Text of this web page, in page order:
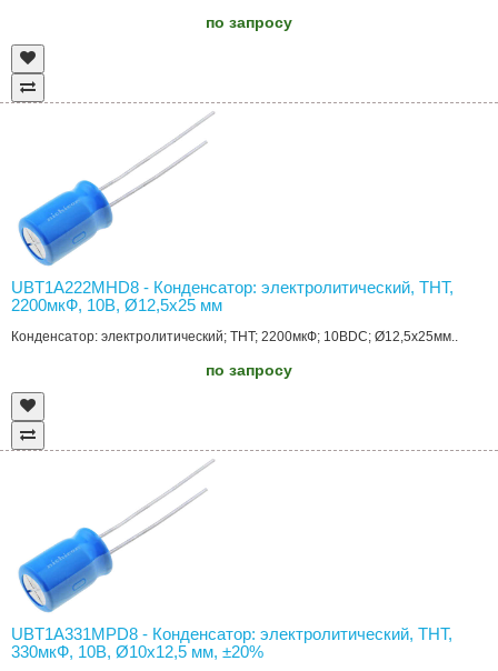
по запросу
UBT1A222MHD8 - Конденсатор: электролитический, THT,
2200мкФ, 10В, Ø12,5x25 мм
Конденсатор: электролитический; THT; 2200мкФ; 10ВDC; Ø12,5x25мм..
по запросу
UBT1A331MPD8 - Конденсатор: электролитический, THT,
330мкФ, 10В, Ø10x12,5 мм, ±20%